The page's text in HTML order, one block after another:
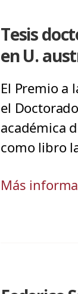
Tesis
en U.
El Premio a
el
académica
como libro
Más